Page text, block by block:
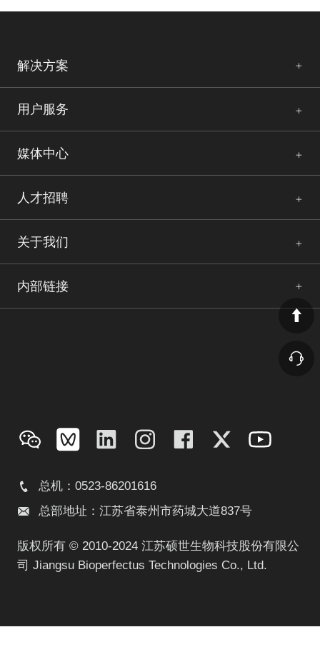
解决方案
用户服务
媒体中心
人才招聘
关于我们
内部链接
总机：0523-86201616
总部地址：江苏省泰州市药城大道837号
版权所有 © 2010-2024 江苏硕世生物科技股份有限公
司 Jiangsu Bioperfectus Technologies Co., Ltd.